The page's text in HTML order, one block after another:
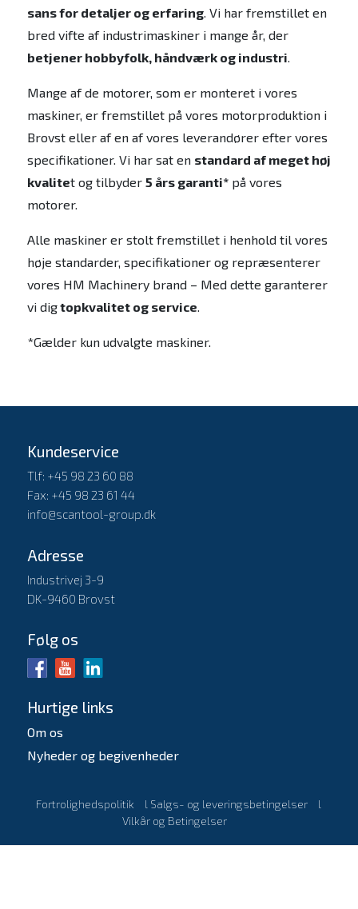
sans for detaljer og erfaring. Vi har fremstillet en
bred vifte af industrimaskiner i mange år, der
betjener hobbyfolk, håndværk og industri.
Mange af de motorer, som er monteret i vores
maskiner, er fremstillet på vores motorproduktion i
Brovst eller af en af vores leverandører efter vores
specifikationer. Vi har sat en standard af meget høj
kvalitet og tilbyder 5 års garanti*på vores
motorer.
Alle maskiner er stolt fremstillet i henhold til vores
høje standarder, specifikationer og repræsenterer
vores HM Machinery brand – Med dette garanterer
vi digtopkvalitet og service.
*Gælder kun udvalgte maskiner.
Kundeservice
Tlf: +45 98 23 60 88
Fax: +45 98 23 61 44
info@scantool-group.dk
Adresse
Industrivej 3-9
DK-9460 Brovst
Følg os
Hurtige links
Om os
Nyheder og begivenheder
Fortrolighedspolitik l Salgs- og leveringsbetingelser
l
Vilkår og Betingelser